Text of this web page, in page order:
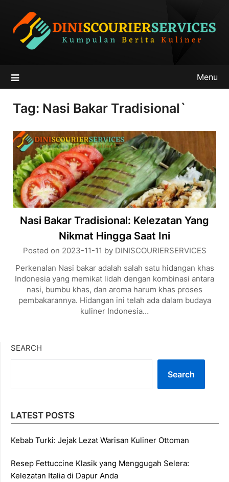
content
Menu
Tag: Nasi Bakar Tradisional`
Nasi Bakar Tradisional: Kelezatan Yang
Nikmat Hingga Saat Ini
Posted on 2023-11-11 by DINISCOURIERSERVICES
Perkenalan Nasi bakar adalah salah satu hidangan khas
Indonesia yang memikat lidah dengan kombinasi antara
nasi, bumbu khas, dan aroma harum khas proses
pembakarannya. Hidangan ini telah ada dalam budaya
kuliner Indonesia…
SEARCH
Search
LATEST POSTS
Kebab Turki: Jejak Lezat Warisan Kuliner Ottoman
Resep Fettuccine Klasik yang Menggugah Selera:
Kelezatan Italia di Dapur Anda